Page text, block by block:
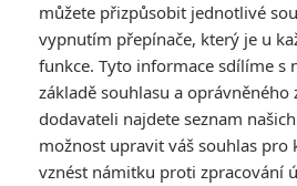
Rychle a
nemusí být
spin-offy na
Napsal:Michal Růžička - (misar3),
můžete přizpůsobit jednotlivé
vypnutím přepínače, který je u
funkce. Tyto informace sdílíme s
základě souhlasu a oprávněného
dodavateli najdete seznam
možnost upravit váš souhlas pro
vznést námitku proti zpracování